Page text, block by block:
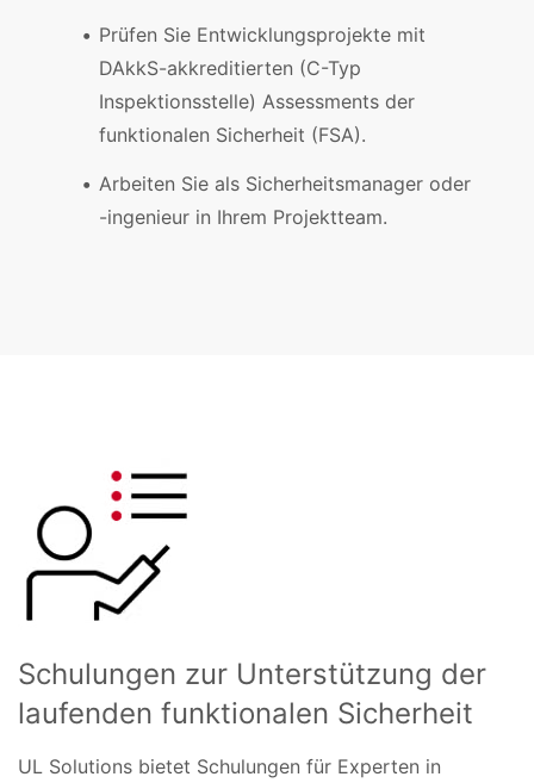
Prüfen Sie Entwicklungsprojekte mit
DAkkS-akkreditierten (C-Typ
Inspektionsstelle) Assessments der
funktionalen Sicherheit (FSA).
Arbeiten Sie als Sicherheitsmanager oder
-ingenieur in Ihrem Projektteam.
Schulungen zur Unterstützung der
laufenden funktionalen Sicherheit
UL Solutions bietet Schulungen für Experten in